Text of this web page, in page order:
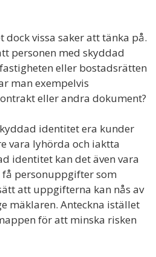
dock vissa saker att tänka på.
personen med skyddad
eller bostadsrätten
man exempelvis
eller andra dokument?
identitet era kunder
vara lyhörda och iaktta
identitet kan det även vara
personuppgifter som
att uppgifterna kan nås av
mäklaren. Anteckna istället
för att minska risken